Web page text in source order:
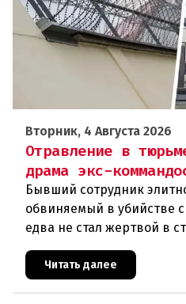
Вторник, 4 Августа 2026
Отравление в
драма экс-
Бывший сотрудник
обвиняемый в убийстве
едва не стал жертвой в
осеннему процессу,
Читать далее